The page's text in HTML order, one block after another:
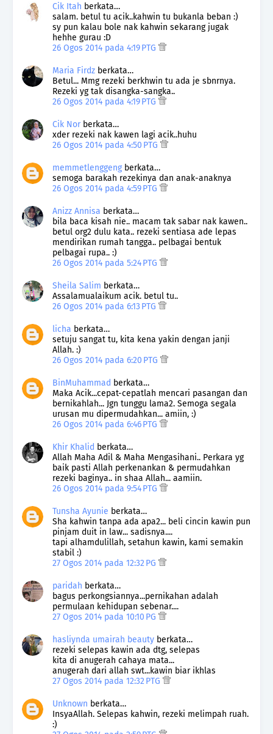
Cik Itah berkata…
salam. betul tu acik..kahwin tu bukanla beban :)
sy pun kalau bole nak kahwin sekarang jugak
hehhe gurau :D
26 Ogos 2014 pada 4:19 PTG
Maria Firdz berkata…
Betul... Mmg rezeki berkhwin tu ada je sbnrnya.
Rezeki yg tak disangka-sangka..
26 Ogos 2014 pada 4:19 PTG
Cik Norberkata…
xder rezeki nak kawen lagi acik..huhu
26 Ogos 2014 pada 4:50 PTG
memmetlenggeng berkata…
semoga barakah rezekinya dan anak-anaknya
26 Ogos 2014 pada 4:59 PTG
Anizz Annisa berkata…
bila baca kisah nie.. macam tak sabar nak kawen..
betul org2 dulu kata.. rezeki sentiasa ade lepas
mendirikan rumah tangga.. pelbagai bentuk
pelbagai rupa.. :)
26 Ogos 2014 pada 5:24 PTG
Sheila Salim berkata…
Assalamualaikum acik. betul tu..
26 Ogos 2014 pada 6:13 PTG
licha berkata…
setuju sangat tu, kita kena yakin dengan janji
Allah. :)
26 Ogos 2014 pada 6:20 PTG
BinMuhammad berkata…
Maka Acik...cepat-cepatlah mencari pasangan dan
bernikahlah... Jgn tunggu lama2. Semoga segala
urusan mu dipermudahkan... amiin, :)
26 Ogos 2014 pada 6:46 PTG
Khir Khalid berkata…
Allah Maha Adil & Maha Mengasihani.. Perkara yg
baik pasti Allah perkenankan & permudahkan
rezeki baginya.. in shaa Allah... aamiin.
26 Ogos 2014 pada 9:54 PTG
Tunsha Ayunie berkata…
Sha kahwin tanpa ada apa2... beli cincin kawin pun
pinjam duit in law... sadisnya....
tapi alhamdulillah, setahun kawin, kami semakin
stabil :)
27 Ogos 2014 pada 12:32 PG
paridah berkata…
bagus perkongsiannya...pernikahan adalah
permulaan kehidupan sebenar....
27 Ogos 2014 pada 10:10 PG
hasliynda umairah beauty berkata…
rezeki selepas kawin ada dtg, selepas
kita di anugerah cahaya mata...
anugerah dari allah swt...kawin biar ikhlas
27 Ogos 2014 pada 12:32 PTG
Unknown berkata…
InsyaAllah. Selepas kahwin, rezeki melimpah ruah.
:)